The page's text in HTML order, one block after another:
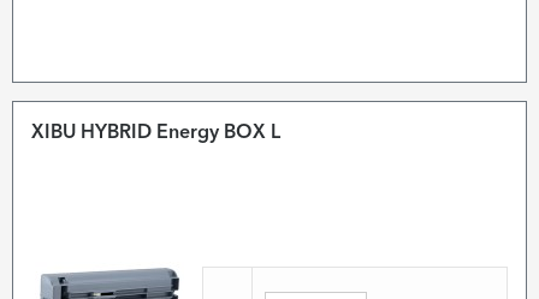
XIBU HYBRID Energy BOX L